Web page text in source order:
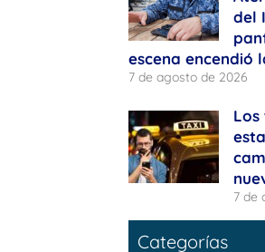
del
escena encendió
7 de agosto de 2026
7 de
Categorías